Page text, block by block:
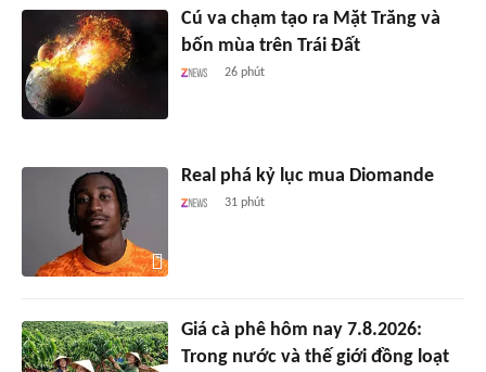
Cú va chạm tạo ra Mặt Trăng và
bốn mùa trên Trái Đất
26 phút
Real phá kỷ lục mua Diomande
31 phút
Giá cà phê hôm nay 7.8.2026:
Trong nước và thế giới đồng loạt